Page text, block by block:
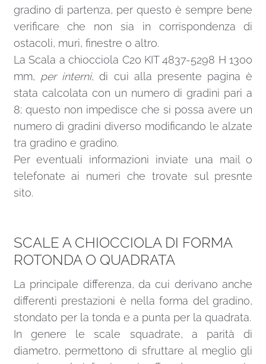
gradino di partenza, per questo è sempre bene
verificare che non sia in corrispondenza di
ostacoli, muri, finestre o altro.
La Scala a chiocciola C20 KIT 4837-5298 H 1300
mm, per interni, di cui alla presente pagina è
stata calcolata con un numero di gradini pari a
8; questo non impedisce che si possa avere un
numero di gradini diverso modificando le alzate
tra gradino e gradino.
Per eventuali informazioni inviate una mail
o
telefonate ai numeri che trovate sul presnte
sito.
SCALE A CHIOCCIOLA DI FORMA
ROTONDA O QUADRATA
La principale differenza, da cui derivano anche
differenti prestazioni è nella forma del gradino,
stondato per la tonda e a punta per la quadrata.
In genere le scale squadrate, a parità di
diametro, permettono di sfruttare al meglio gli